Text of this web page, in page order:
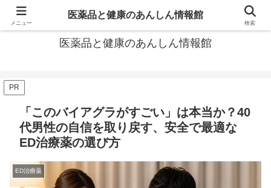
あなたの医薬品選び、後悔しないための情報が見つかる場所。
医薬品と健康のあんしん情報館
PR
「このバイアグラがすごい」は本当か？40
代男性の自信を取り戻す、安全で最適な
ED治療薬の選び方
ED治療薬
メニュー
医薬品と健康のあんしん情報館
検索